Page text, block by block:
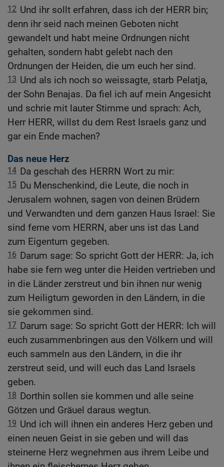
12 Und ihr sollt erfahren, dass ich der HERR bin;
denn ihr seid nach meinen Geboten nicht
gewandelt und habt meine Ordnungen nicht
gehalten, sondern habt gelebt nach den
Ordnungen der Heiden, die um euch her sind.
13 Und als ich noch so weissagte, starb Pelatja,
der Sohn Benajas. Da fiel ich auf mein Angesicht
und schrie mit lauter Stimme und sprach: Ach,
Herr HERR, willst du dem Rest Israels ganz und
gar ein Ende machen?
Das neue Herz
14 Da geschah des HERRN Wort zu mir:
15 Du Menschenkind, die Leute, die noch in
Jerusalem wohnen, sagen von deinen Brüdern
und Verwandten und dem ganzen Haus Israel: Sie
sind ferne vom HERRN, aber uns ist das Land
zum Eigentum gegeben.
16 Darum sage: So spricht Gott der HERR: Ja, ich
habe sie fern weg unter die Heiden vertrieben und
in die Länder zerstreut und bin ihnen nur wenig
zum Heiligtum geworden in den Ländern, in die
sie gekommen sind.
17 Darum sage: So spricht Gott der HERR: Ich will
euch zusammenbringen aus den Völkern und will
euch sammeln aus den Ländern, in die ihr
zerstreut seid, und will euch das Land Israels
geben.
18 Dorthin sollen sie kommen und alle seine
Götzen und Gräuel daraus wegtun.
19 Und ich will ihnen ein anderes Herz geben und
einen neuen Geist in sie geben und will das
steinerne Herz wegnehmen aus ihrem Leibe und